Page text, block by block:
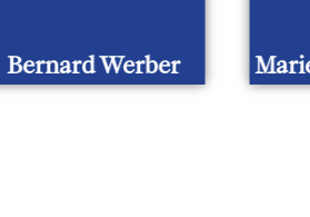
Bernard Werber